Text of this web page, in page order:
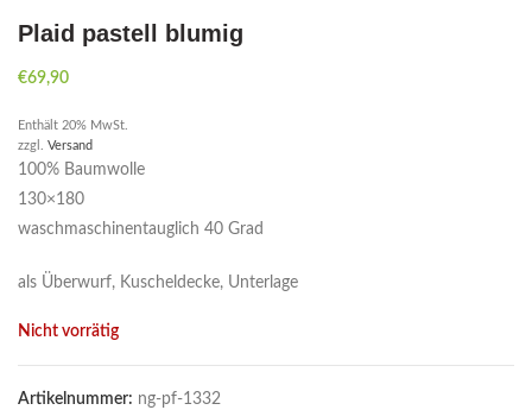
Plaid pastell blumig
€69,90
Enthält 20% MwSt.
zzgl. Versand
100% Baumwolle
130×180
waschmaschinentauglich 40 Grad
als Überwurf, Kuscheldecke, Unterlage
Nicht vorrätig
Artikelnummer: ng-pf-1332